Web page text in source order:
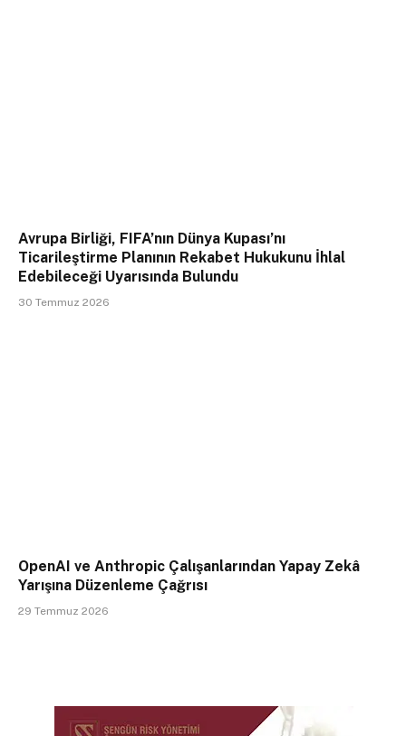
Avrupa Birliği, FIFA’nın Dünya Kupası’nı
Ticarileştirme Planının Rekabet Hukukunu İhlal
Edebileceği Uyarısında Bulundu
30 Temmuz 2026
OpenAI ve Anthropic Çalışanlarından Yapay Zekâ
Yarışına Düzenleme Çağrısı
29 Temmuz 2026